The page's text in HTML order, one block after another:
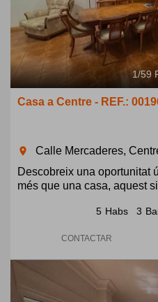
1/59
Casa a Centre - REF.:
room
Calle Mercaderes,
Descobreix una oportunitat
més que una casa, aquest
5 Habs 3
CONTACTAR
Previous